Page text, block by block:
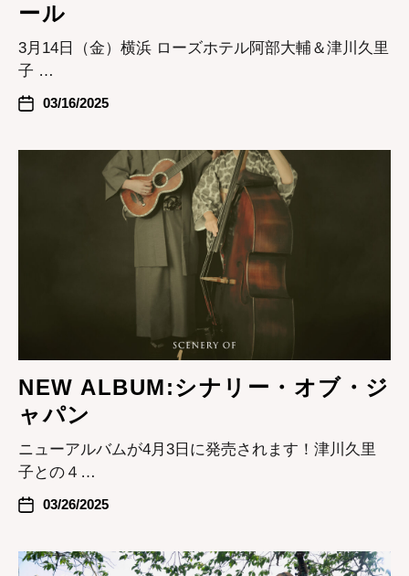
ール
3月14日（金）横浜 ローズホテル阿部大輔＆津川久里
子 …
03/16/2025
NEW ALBUM:シナリー・オブ・ジ
ャパン
ニューアルバムが4月3日に発売されます！津川久里
子との４…
03/26/2025